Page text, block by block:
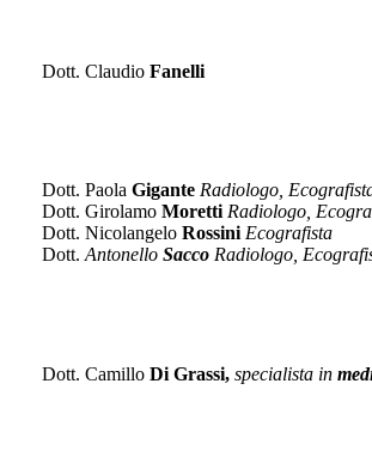
Dott. Claudio Fanelli
Dott. Paola Gigante Radiologo,
Dott. Girolamo Moretti Radiologo,
Dott. Nicolangelo Rossini Ecografista
Dott. Antonello SaccoRadiologo,
Dott. CamilloDi Grassi, specialista in